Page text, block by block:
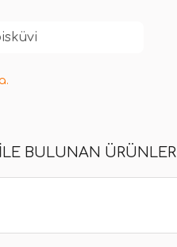
BULUNAN ÜRÜNLER